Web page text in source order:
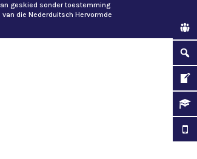
geskied sonder toestemming
die Nederduitsch Hervormde